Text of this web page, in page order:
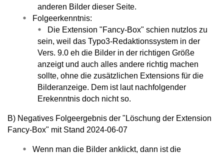
anderen Bilder dieser Seite.
Folgeerkenntnis:
Die Extension "Fancy-Box" schien nutzlos zu
sein, weil das Typo3-Redaktionssystem in der
Vers. 9.0 eh die Bilder in der richtigen Größe
anzeigt und auch alles andere richtig machen
sollte, ohne die zusätzlichen Extensions für die
Bilderanzeige. Dem ist laut nachfolgender
Erekenntnis doch nicht so.
B) Negatives Folgeergebnis der "Löschung der Extension
Fancy-Box" mit Stand 2024-06-07
Wenn man die Bilder anklickt, dann ist die